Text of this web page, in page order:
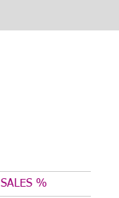
SALES %